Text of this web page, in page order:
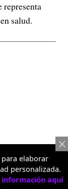
salud.
elaborar
personalizada.
información aquí